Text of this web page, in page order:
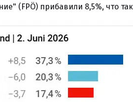
(FPÖ) прибавили 8,5%, что